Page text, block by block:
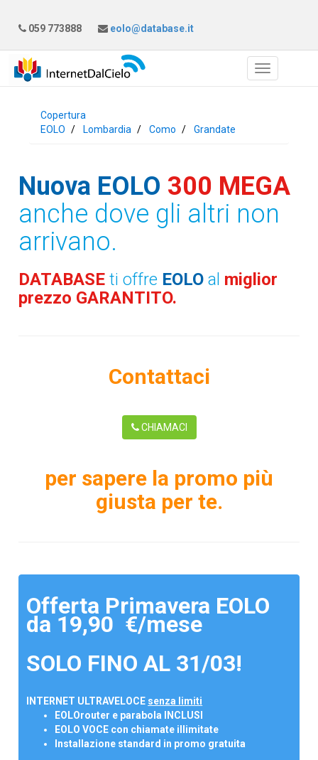
059 773888 eolo@database.it
Copertura
EOLO
Lombardia Como Grandate
Nuova EOLO 300 MEGA
anche dove gli altri non
arrivano.
DATABASEti offre EOLO al miglior
prezzo GARANTITO.
Contattaci
CHIAMACI
per sapere la promo più
giusta per te.
Offerta Primavera EOLO
da 19,90 €/mese
SOLO FINO AL 31/03!
INTERNET ULTRAVELOCE senza limiti
EOLOrouter e parabola INCLUSI
EOLO VOCE con chiamate illimitate
Installazione standard in promo gratuita